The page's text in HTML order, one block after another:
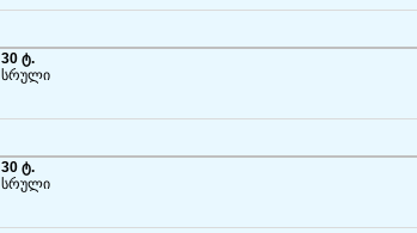
30 ტ.
სრული
30 ტ.
სრული